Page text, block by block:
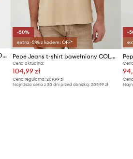
Pepe Jeans t-shirt bawełniany ANDER
-50%
extra -5% z kodem: OFF*
Pepe Jeans t-shirt bawełniany COLDEN
Cena aktualna:
104,99 zł
Cena regularna: 209,99 zł
Najniższa cena z 30 dni przed obniżką: 209,99 zł
-